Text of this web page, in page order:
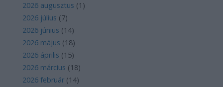
2026 augusztus (1 )
2026 július (7)
2026 június (14)
2026 május (18)
2026 április (15)
2026 március (18)
2026 február (14)